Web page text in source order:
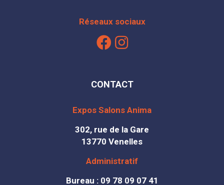
Réseaux sociaux
CONTACT
Expos Salons Anima
302, rue de la Gare
13770 Venelles
Administratif
Bureau : 09 78 09 07 41